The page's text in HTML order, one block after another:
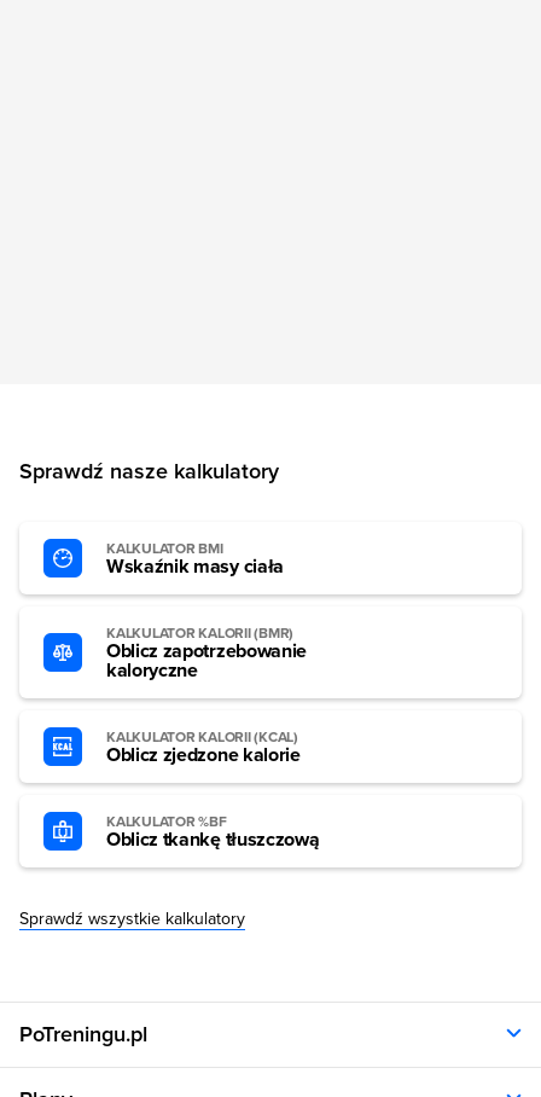
Sprawdź nasze kalkulatory
KALKULATOR BMI
Wskaźnik masy ciała
KALKULATOR KALORII (BMR)
Oblicz zapotrzebowanie
kaloryczne
KALKULATOR KALORII (KCAL)
Oblicz zjedzone kalorie
KALKULATOR %BF
Oblicz tkankę tłuszczową
Sprawdź wszystkie kalkulatory
PoTreningu.pl